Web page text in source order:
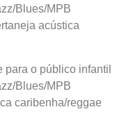
Blues/MPB
acústica
para o público infantil
Blues/MPB
caribenha/reggae